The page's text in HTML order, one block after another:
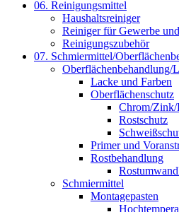
06. Reinigungsmittel
Haushaltsreiniger
Reiniger für Gewerbe
Reinigungszubehör
07. Schmiermittel/
Oberflächenbehandlung/
Lacke und Farben
Oberflächenschutz
Chrom/
Rostschutz
Primer und
Rostbehandlung
Schmiermittel
Montagepasten